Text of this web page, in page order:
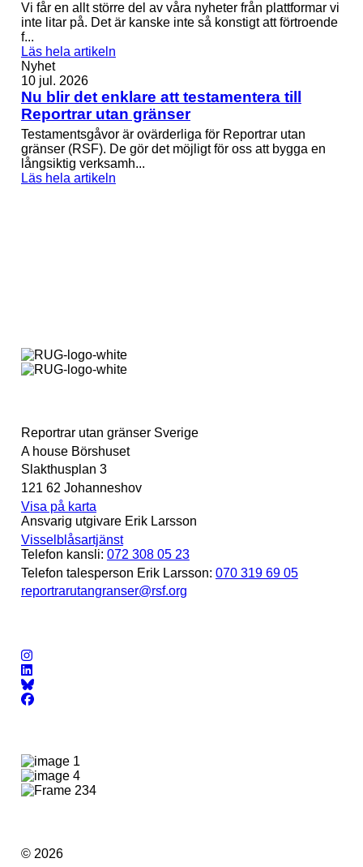
Vi får en allt större del av våra nyheter från plattformar vi
inte litar på. Det är kanske inte så konstigt att förtroende
f...
Läs hela artikeln
Nyhet
10 jul. 2026
Nu blir det enklare att testamentera till
Reportrar utan gränser
Testamentsgåvor är ovärderliga för Reportrar utan
gränser (RSF). De gör det möjligt för oss att bygga en
långsiktig verksamh...
Läs hela artikeln
Reportrar utan gränser Sverige
A house Börshuset
Slakthusplan 3
121 62 Johanneshov
Visa på karta
Ansvarig utgivare Erik Larsson
Visselblåsartjänst
Telefon kansli: 072 308 05 23
Telefon talesperson Erik Larsson: 070 319 69 05
reportrarutangranser@rsf.org
© 2026